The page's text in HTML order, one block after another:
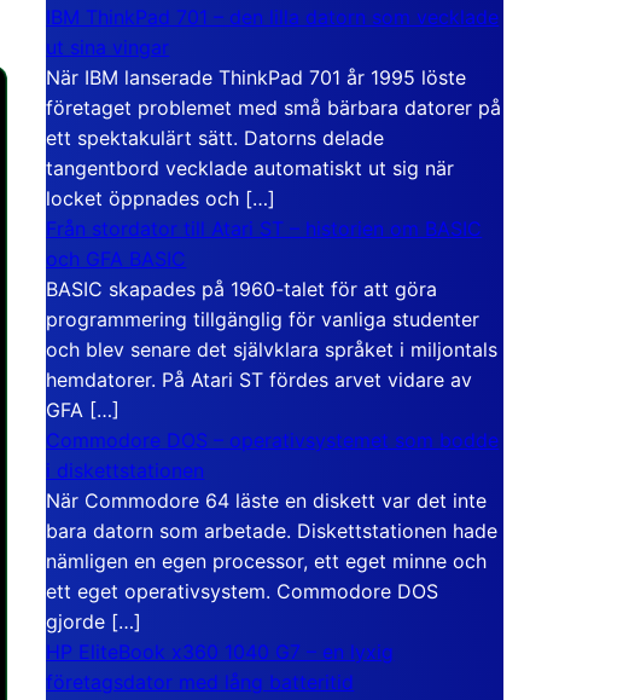
IBM ThinkPad 701 – den lilla datorn som vecklade
ut sina vingar
När IBM lanserade ThinkPad 701 år 1995 löste
företaget problemet med små bärbara datorer på
ett spektakulärt sätt. Datorns delade
tangentbord vecklade automatiskt ut sig när
locket öppnades och […]
Från stordator till Atari ST – historien om BASIC
och GFA BASIC
BASIC skapades på 1960-talet för att göra
programmering tillgänglig för vanliga studenter
och blev senare det självklara språket i miljontals
hemdatorer. På Atari ST fördes arvet vidare av
GFA […]
Commodore DOS – operativsystemet som bodde
i diskettstationen
När Commodore 64 läste en diskett var det inte
bara datorn som arbetade. Diskettstationen hade
nämligen en egen processor, ett eget minne och
ett eget operativsystem. Commodore DOS
gjorde […]
HP EliteBook x360 1040 G7 – en lyxig
företagsdator med lång batteritid